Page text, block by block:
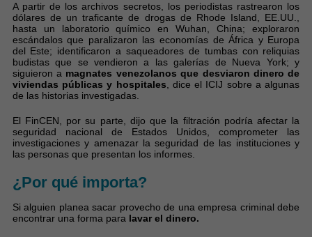
A partir de los archivos secretos, los periodistas rastrearon los
dólares de un traficante de drogas de Rhode Island, EE.UU.,
hasta un laboratorio químico en Wuhan, China; exploraron
escándalos que paralizaron las economías de África y Europa
del Este; identificaron a saqueadores de tumbas con reliquias
budistas que se vendieron a las galerías de Nueva York; y
siguieron a magnates venezolanos que desviaron dinero de
viviendas públicas y hospitales , dice el ICIJ sobre a algunas
de las historias investigadas.
El FinCEN, por su parte, dijo que la filtración podría afectar la
seguridad nacional de Estados Unidos, comprometer las
investigaciones y amenazar la seguridad de las instituciones y
las personas que presentan los informes.
¿Por qué importa?
Si alguien planea sacar provecho de una empresa criminal debe
encontrar una forma para lavar el dinero.